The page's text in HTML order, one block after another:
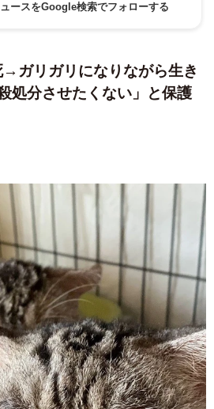
ースをGoogle検索でフォローする
ガリガリになりながら生き
分させたくない」と保護